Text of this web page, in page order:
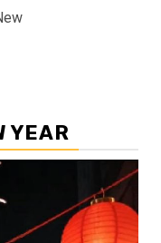
YEAR